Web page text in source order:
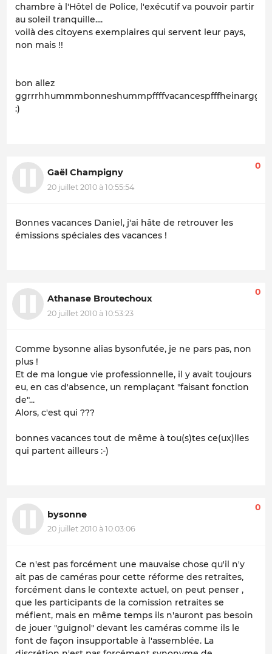
chambre à l'Hôtel de Police, l'exécutif va pouvoir partir
au soleil tranquille....
voilà des citoyens exemplaires qui servent leur pays,
non mais !!
bon allez
:)
Gaël Champigny
20 juillet 2010 à 10:55:54
0
Bonnes vacances Daniel, j'ai hâte de retrouver les
émissions spéciales des vacances !
Athanase Broutechoux
20 juillet 2010 à 10:53:23
0
Comme bysonne alias bysonfutée, je ne pars pas, non
plus !
Et de ma longue vie professionnelle, il y avait toujours
eu, en cas d'absence, un remplaçant "faisant fonction
de"...
Alors, c'est qui ???
bonnes vacances tout de même à tou(s)tes ce(ux)lles
qui partent ailleurs :-)
bysonne
20 juillet 2010 à 10:03:06
0
Ce n'est pas forcément une mauvaise chose qu'il n'y
ait pas de caméras pour cette réforme des retraites,
forcément dans le contexte actuel, on peut penser ,
que les participants de la comission retraites se
méfient, mais en même temps ils n'auront pas besoin
de jouer "guignol" devant les caméras comme ils le
font de façon insupportable à l'assemblée. La